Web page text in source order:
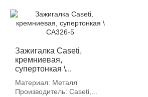
Зажигалка Caseti,
кремниевая,
супертонкая \...
Материал: Металл
Производитель: Caseti,...